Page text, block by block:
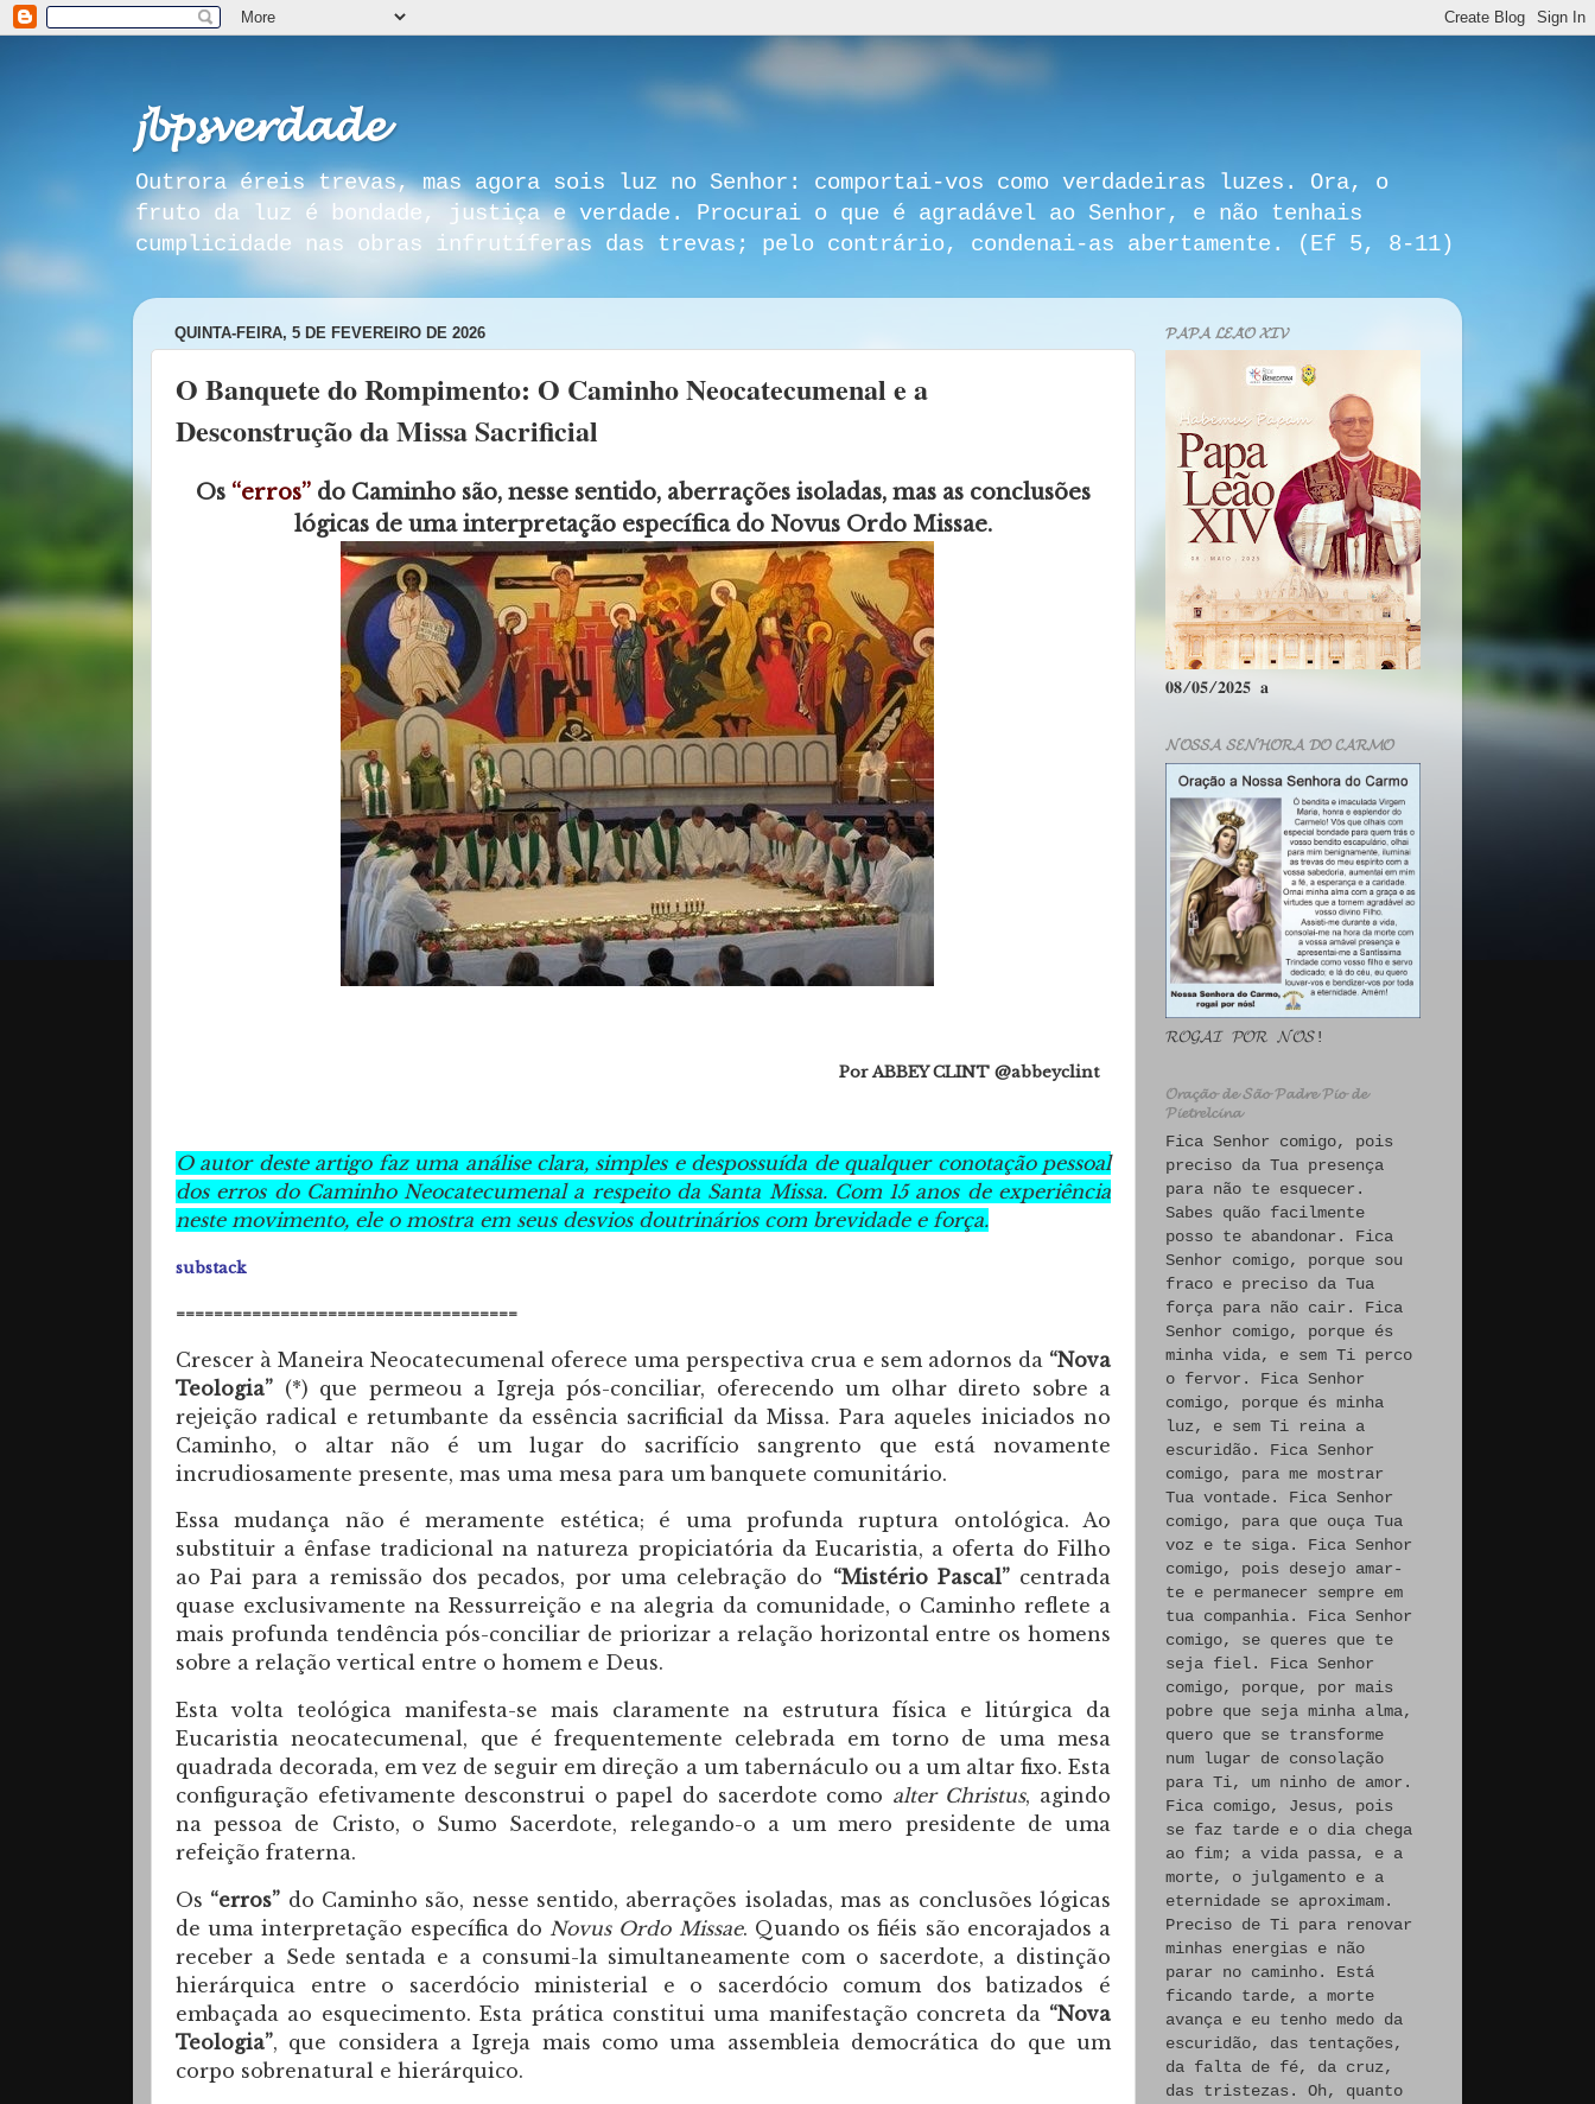
𝓳𝓫𝓹𝓼𝓿𝓮𝓻𝓭𝓪𝓭𝓮
Outrora éreis trevas, mas agora sois luz no Senhor: comportai-vos como verdadeiras luzes. Ora, o
fruto da luz é bondade, justiça e verdade. Procurai o que é agradável ao Senhor, e não tenhais
cumplicidade nas obras infrutíferas das trevas; pelo contrário, condenai-as abertamente. (Ef 5, 8-11)
QUINTA-FEIRA, 5 DE FEVEREIRO DE 2026
O Banquete do Rompimento: O Caminho Neocatecumenal e a
Desconstrução da Missa Sacrificial
Os “erros” do Caminho são, nesse sentido, aberrações isoladas, mas as conclusões
lógicas de uma interpretação específica do Novus Ordo Missae.
Por ABBEY CLINT @abbeyclint
O autor deste artigo faz uma análise clara, simples e despossuída de qualquer conotação pessoal
dos erros do Caminho Neocatecumenal a respeito da Santa Missa. Com 15 anos de experiência
neste movimento, ele o mostra em seus desvios doutrinários com brevidade e força.
substack
====================================
Crescer à Maneira Neocatecumenal oferece uma perspectiva crua e sem adornos da “Nova
Teologia” (*) que permeou a Igreja pós-conciliar, oferecendo um olhar direto sobre a
rejeição radical e retumbante da essência sacrificial da Missa. Para aqueles iniciados no
Caminho, o altar não é um lugar do sacrifício sangrento que está novamente
incrudiosamente presente, mas uma mesa para um banquete comunitário.
Essa mudança não é meramente estética; é uma profunda ruptura ontológica. Ao
substituir a ênfase tradicional na natureza propiciatória da Eucaristia, a oferta do Filho
ao Pai para a remissão dos pecados, por uma celebração do “Mistério Pascal”centrada
quase exclusivamente na Ressurreição e na alegria da comunidade, o Caminho reflete a
mais profunda tendência pós-conciliar de priorizar a relação horizontal entre os homens
sobre a relação vertical entre o homem e Deus.
Esta volta teológica manifesta-se mais claramente na estrutura física e litúrgica da
Eucaristia neocatecumenal, que é frequentemente celebrada em torno de uma mesa
quadrada decorada, em vez de seguir em direção a um tabernáculo ou a um altar fixo. Esta
configuração efetivamente desconstrui o papel do sacerdote como alter Christus, agindo
na pessoa de Cristo, o Sumo Sacerdote, relegando-o a um mero presidente de uma
refeição fraterna.
Os “erros” do Caminho são, nesse sentido, aberrações isoladas, mas as conclusões lógicas
de uma interpretação específica do Novus Ordo Missae. Quando os fiéis são encorajados a
receber a Sede sentada e a consumi-la simultaneamente com o sacerdote, a distinção
hierárquica entre o sacerdócio ministerial e o sacerdócio comum dos batizados é
embaçada ao esquecimento. Esta prática constitui uma manifestação concreta da “Nova
Teologia”, que considera a Igreja mais como uma assembleia democrática do que um
corpo sobrenatural e hierárquico.
𝓟𝓐𝓟𝓐 𝓛𝓔𝓐̃𝓞 𝓧𝓘𝓥
𝟎𝟖/𝟎𝟓/𝟐𝟎𝟐𝟓 𝐚
𝓝𝓞𝓢𝓢𝓐 𝓢𝓔𝓝𝓗𝓞𝓡𝓐 𝓓𝓞 𝓒𝓐𝓡𝓜𝓞
𝓡𝓞𝓖𝓐𝓘 𝓟𝓞𝓡 𝓝𝓞́𝓢!
𝓞𝓻𝓪𝓬̧𝓪̃𝓸 𝓭𝓮 𝓢𝓪̃𝓸 𝓟𝓪𝓭𝓻𝓮 𝓟𝓲𝓸 𝓭𝓮
𝓟𝓲𝓮𝓽𝓻𝓮𝓵𝓬𝓲𝓷𝓪
Fica Senhor comigo, pois
preciso da Tua presença
para não te esquecer.
Sabes quão facilmente
posso te abandonar. Fica
Senhor comigo, porque sou
fraco e preciso da Tua
força para não cair. Fica
Senhor comigo, porque és
minha vida, e sem Ti perco
o fervor. Fica Senhor
comigo, porque és minha
luz, e sem Ti reina a
escuridão. Fica Senhor
comigo, para me mostrar
Tua vontade. Fica Senhor
comigo, para que ouça Tua
voz e te siga. Fica Senhor
comigo, pois desejo amar-
te e permanecer sempre em
tua companhia. Fica Senhor
comigo, se queres que te
seja fiel. Fica Senhor
comigo, porque, por mais
pobre que seja minha alma,
quero que se transforme
num lugar de consolação
para Ti, um ninho de amor.
Fica comigo, Jesus, pois
se faz tarde e o dia chega
ao fim; a vida passa, e a
morte, o julgamento e a
eternidade se aproximam.
Preciso de Ti para renovar
minhas energias e não
parar no caminho. Está
ficando tarde, a morte
avança e eu tenho medo da
escuridão, das tentações,
da falta de fé, da cruz,
das tristezas. Oh, quanto